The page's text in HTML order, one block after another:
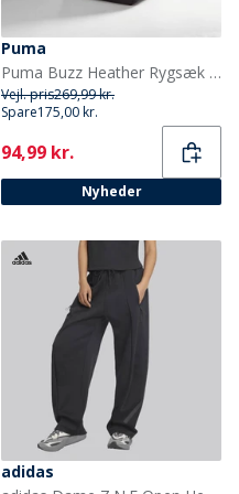
Puma
Puma Buzz Heather Rygsæk Medium Grey Heather
Vejl. pris269,99 kr.
Spare175,00 kr.
Current
94,99 kr.
Nyheder
adidas